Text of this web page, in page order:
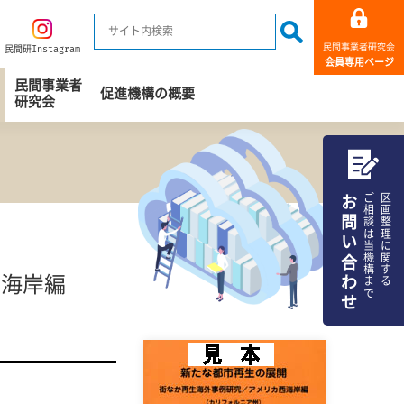
民間研Instagram 民間事業者研究会
会員専用ページ
民間事業者
研究会
促進機構の概要
区画整理に関する
ご相談は当機構まで
お問い合わせ
岸編